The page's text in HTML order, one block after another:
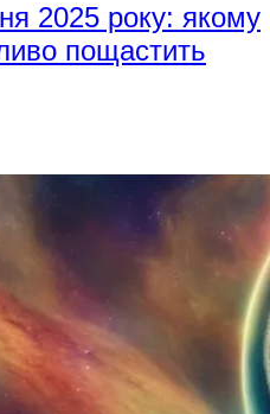
2025 року: якому
пощастить